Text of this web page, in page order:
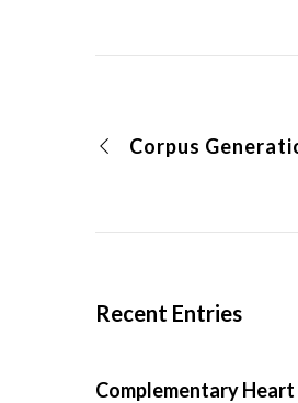
Corpus
Recent Entries
Complementary